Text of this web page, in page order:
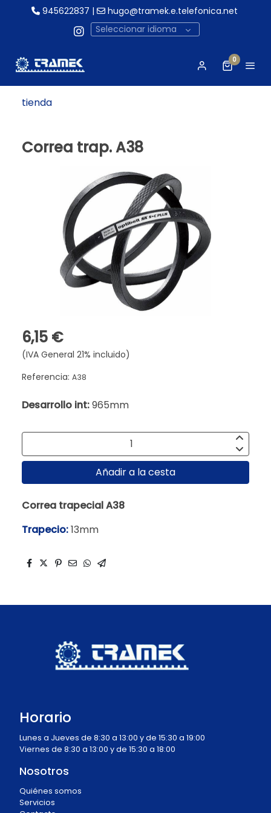
945622837 |
hugo@tramek.e.telefonica.net
Seleccionar idioma
0
tienda
Correa trap. A38
6,15 €
(IVA General 21% incluido)
Referencia: A38
Desarrollo int:965mm
Añadir a la cesta
Correa trapecial A38
Trapecio:13mm
Horario
Lunes a Jueves de 8:30 a 13:00 y de 15:30 a 19:00
Viernes de 8:30 a 13:00 y de 15:30 a 18:00
Nosotros
Quiénes somos
Servicios